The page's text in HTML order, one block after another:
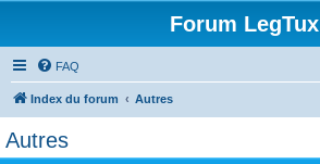
Forum LegTux
FAQ
Index du forum Autres
Autres